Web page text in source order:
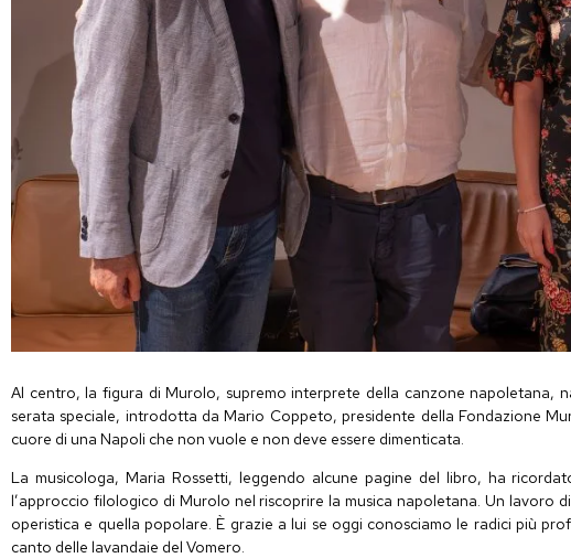
Al centro, la figura di Murolo, supremo interprete della canzone napoletana,
serata speciale, introdotta da Mario Coppeto, presidente della Fondazione
cuore di una Napoli che non vuole e non deve essere dimenticata.
La musicologa, Maria Rossetti, leggendo alcune pagine del libro, ha
l’approccio filologico di Murolo nel riscoprire la musica napoletana. Un lavoro
operistica e quella popolare. È grazie a lui se oggi conosciamo le radici più
canto delle lavandaie del Vomero.